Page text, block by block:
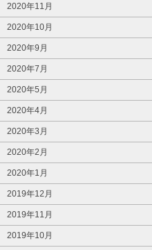
2020年11月
2020年10月
2020年9月
2020年7月
2020年5月
2020年4月
2020年3月
2020年2月
2020年1月
2019年12月
2019年11月
2019年10月